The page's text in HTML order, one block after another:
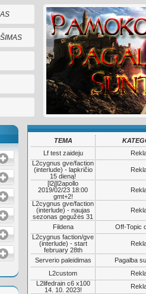
TEMA
Lf test zaideju
L2cygnus gve/faction
(interlude) - lapkričio
15 dieną!
[l2j]l2apollo
2019/02/23 18:00
gmt+2!
L2cygnus gve/faction
(interlude) - naujas
sezonas gegužės 31
Fildena
Off-Topic
L2cygnus faction/gve
(interlude) - start
february 28th
Serverio paleidimas
Pagalba
L2custom
L2lifedrain c6 x100
14. 10. 2023!